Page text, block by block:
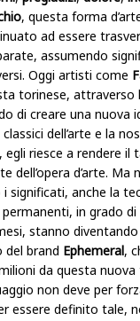
, questa forma
ad essere
assumendo
Oggi artisti come
torinese, attraverso
di creare una nuova
dell’arte e la
egli riesce a rendere il
dell’opera d’arte. Ma
significati, anche la
in grado di
stanno
del brand Ephemeral,
da questa nuova
non deve per
essere definito tale,